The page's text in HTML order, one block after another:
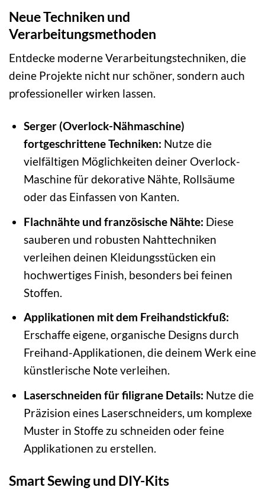
Neue Techniken und
Verarbeitungsmethoden
Entdecke moderne Verarbeitungstechniken, die
deine Projekte nicht nur schöner, sondern auch
professioneller wirken lassen.
Serger (Overlock-Nähmaschine)
fortgeschrittene Techniken: Nutze die
vielfältigen Möglichkeiten deiner Overlock-
Maschine für dekorative Nähte, Rollsäume
oder das Einfassen von Kanten.
Flachnähte und französische Nähte: Diese
sauberen und robusten Nahttechniken
verleihen deinen Kleidungsstücken ein
hochwertiges Finish, besonders bei feinen
Stoffen.
Applikationen mit dem Freihandstickfuß:
Erschaffe eigene, organische Designs durch
Freihand-Applikationen, die deinem Werk eine
künstlerische Note verleihen.
Laserschneiden für filigrane Details: Nutze die
Präzision eines Laserschneiders, um komplexe
Muster in Stoffe zu schneiden oder feine
Applikationen zu erstellen.
Smart Sewing und DIY-Kits